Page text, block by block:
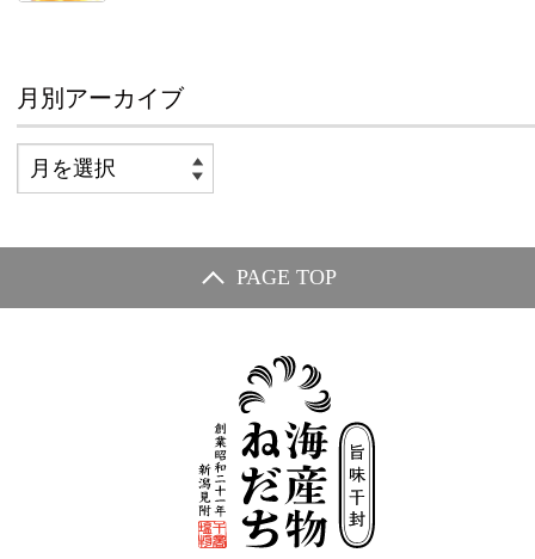
月別アーカイブ
PAGE TOP